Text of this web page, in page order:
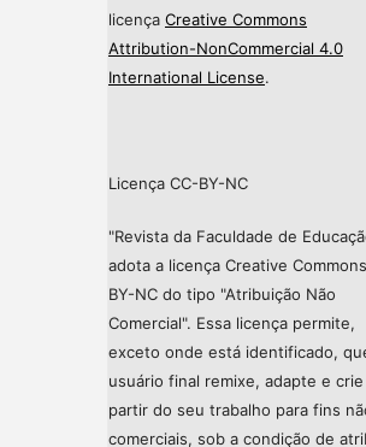
licença Creative Commons
Attribution-NonCommercial 4.0
International License.
Licença CC-BY-NC
"Revista da Faculdade de
adota a licença Creative Commons
BY-NC do tipo "Atribuição Não
Comercial". Essa licença permite,
exceto onde está identificado,
usuário final remixe, adapte e crie
partir do seu trabalho para fins
comerciais, sob a condição de